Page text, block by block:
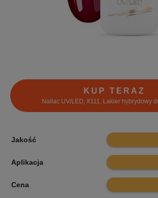
KUP TERAZ
Nailac UV/LED, #111, Lakier hybrydowy
Jakość 8.5
Aplikacja 7.8
Cena 8